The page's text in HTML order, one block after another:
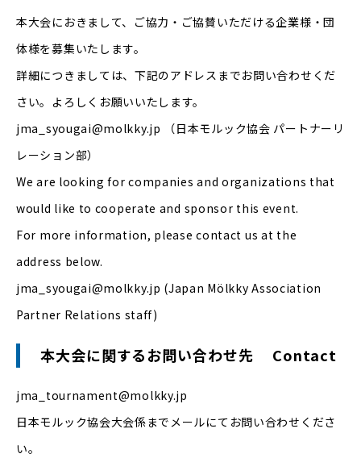
本大会におきまして、ご協力・ご協賛いただける企業様・団
体様を募集いたします。
詳細につきましては、下記のアドレスまでお問い合わせくだ
さい。よろしくお願いいたします。
jma_syougai@molkky.jp （日本モルック協会 パートナーリ
レーション部）
We are looking for companies and organizations that
would like to cooperate and sponsor this event.
For more information, please contact us at the
address below.
jma_syougai@molkky.jp (Japan Mölkky Association
Partner Relations staff)
本大会に関するお問い合わせ先 Contact
jma_tournament@molkky.jp
日本モルック協会大会係までメールにてお問い合わせくださ
い。